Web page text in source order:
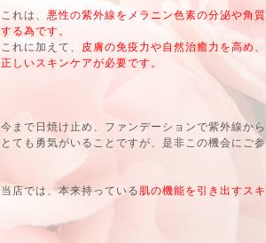
これは、 悪性の紫外線をメラニン色素の分泌や角
する為です。
これに加えて、 皮膚の免疫力や自然治癒力を高め
正しいスキンケアが必要です。
今まで日焼け止め、ファンデーションで紫外線か
とても勇気がいることですが、是非この機会にご参
当店では、本来持っている 肌の機能を引き出すス